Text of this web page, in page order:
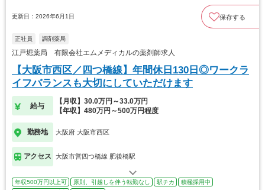
更新日：2026年6月1日 保存する
正社員 調剤薬局
江戸堀薬局 有限会社エムメディカルの薬剤師求人
【大阪市西区／四つ橋線】年間休日130日◎ワークラ
イフバランスも大切にしていただけます
給与
【月収】30.0万円～33.0万円
【年収】480万円～500万円程度
勤務地 大阪府 大阪市西区
アクセス 大阪市営四つ橋線 肥後橋駅
年収500万円以上可 原則、引越しを伴う転勤なし 駅チカ
積極採用中